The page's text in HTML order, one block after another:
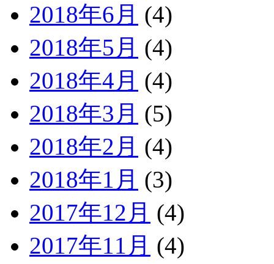
2018年6月 (4)
2018年5月 (4)
2018年4月 (4)
2018年3月 (5)
2018年2月 (4)
2018年1月 (3)
2017年12月 (4)
2017年11月 (4)